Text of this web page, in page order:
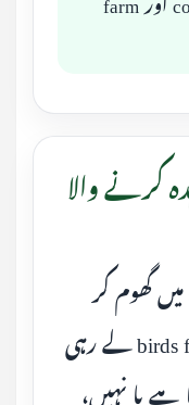
کرنے والا
پرانے farm system میں shed میں گھوم کر
دیکھنا کافی سمجھا جاتا تھا کہ birds feed لے رہی
ہے یا نہیں،